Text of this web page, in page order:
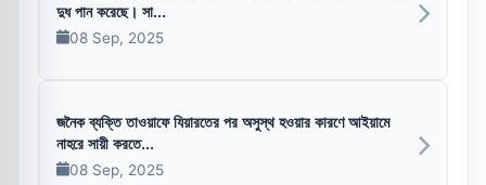
দুধ পান করেছে। সা...
08 Sep, 2025
জনৈক ব্যক্তি তাওয়াফে যিয়ারতের পর অসুস্থ হওয়ার কারণে আইয়ামে
নাহরে সায়ী করতে...
08 Sep, 2025